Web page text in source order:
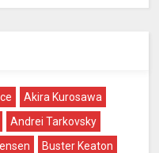
Akira Kurosawa
Andrei Tarkovsky
Buster Keaton